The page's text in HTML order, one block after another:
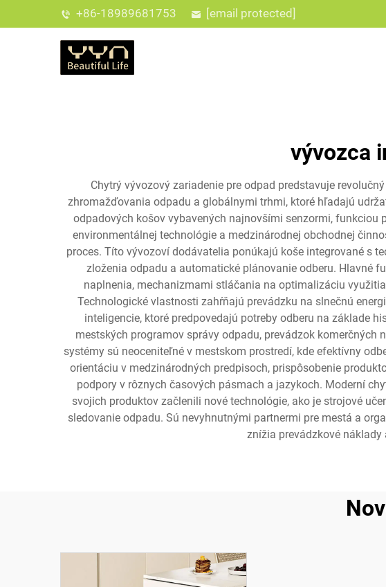
+86-18989681753 [email protected]
vývozca
Chytrý vývozový zariadenie pre odpad predstavuje
zhromažďovania odpadu a globálnymi trhmi, ktoré hľadajú
odpadových košov vybavených najnovšími senzormi,
environmentálnej technológie a medzinárodnej obchodnej
proces. Títo vývozoví dodávatelia ponúkajú koše integrované s
zloženia odpadu a automatické plánovanie odberu. Hlavné
naplnenia, mechanizmami stláčania na optimalizáciu
Technologické vlastnosti zahŕňajú prevádzku na slnečnú
inteligencie, ktoré predpovedajú potreby odberu na základe
mestských programov správy odpadu, prevádzok
systémy sú neoceniteľné v mestskom prostredí, kde efektívny
orientáciu v medzinárodných predpisoch, prispôsobenie
podpory v rôznych časových pásmach a jazykoch. Moderní
svojich produktov začlenili nové technológie, ako je strojové
sledovanie odpadu. Sú nevyhnutnými partnermi pre mestá a
znížia prevádzkové